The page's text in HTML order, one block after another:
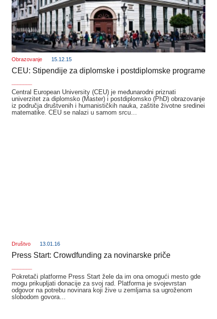
Obrazovanje 15.12.15
CEU: Stipendije za diplomske i postdiplomske programe
Central European University (CEU) je međunarodni priznati
univerzitet za diplomsko (Master) i postdiplomsko (PhD) obrazovanje
iz područja društvenih i humanističkih nauka, zaštite životne sredinei
matematike. CEU se nalazi u samom srcu…
Društvo 13.01.16
Press Start: Crowdfunding za novinarske priče
Pokretači platforme Press Start žele da im ona omogući mesto gde
mogu prikupljati donacije za svoj rad. Platforma je svojevrstan
odgovor na potrebu novinara koji žive u zemljama sa ugroženom
slobodom govora…